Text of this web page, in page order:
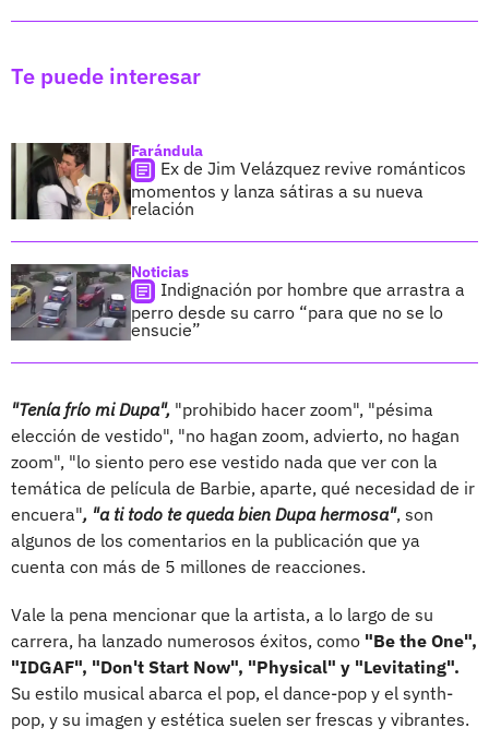
Te puede interesar
Farándula
Ex de Jim Velázquez revive románticos
momentos y lanza sátiras a su nueva
relación
Noticias
Indignación por hombre que arrastra a
perro desde su carro “para que no se lo
ensucie”
"Tenía frío mi Dupa", "prohibido hacer zoom", "pésima
elección de vestido", "no hagan zoom, advierto, no hagan
zoom", "lo siento pero ese vestido nada que ver con la
temática de película de Barbie, aparte, qué necesidad de ir
encuera", "a ti todo te queda bien Dupa hermosa", son
algunos de los comentarios en la publicación que ya
cuenta con más de 5 millones de reacciones.
Vale la pena mencionar que la artista, a lo largo de su
carrera, ha lanzado numerosos éxitos, como "Be the One",
"IDGAF", "Don't Start Now", "Physical" y "Levitating".
Su estilo musical abarca el pop, el dance-pop y el synth-
pop, y su imagen y estética suelen ser frescas y vibrantes.